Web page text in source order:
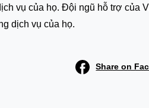
vụ của họ. Đội ngũ hỗ trợ của
dịch vụ của họ.
Share on